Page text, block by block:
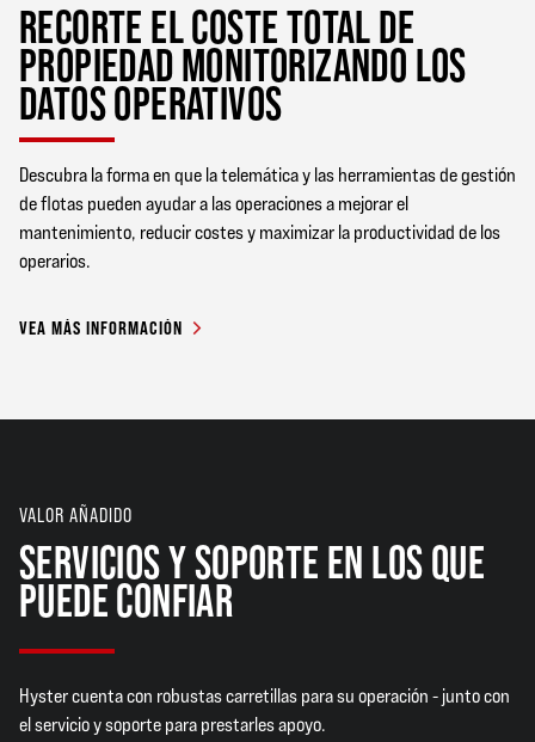
RECORTE EL COSTE TOTAL DE
PROPIEDAD MONITORIZANDO LOS
DATOS OPERATIVOS
Descubra la forma en que la telemática y las herramientas de gestión
de flotas pueden ayudar a las operaciones a mejorar el
mantenimiento, reducir costes y maximizar la productividad de los
operarios.
VEA MÁS INFORMACIÓN
VALOR AÑADIDO
SERVICIOS Y SOPORTE EN LOS QUE
PUEDE CONFIAR
Hyster cuenta con robustas carretillas para su operación - junto con
el servicio y soporte para prestarles apoyo.